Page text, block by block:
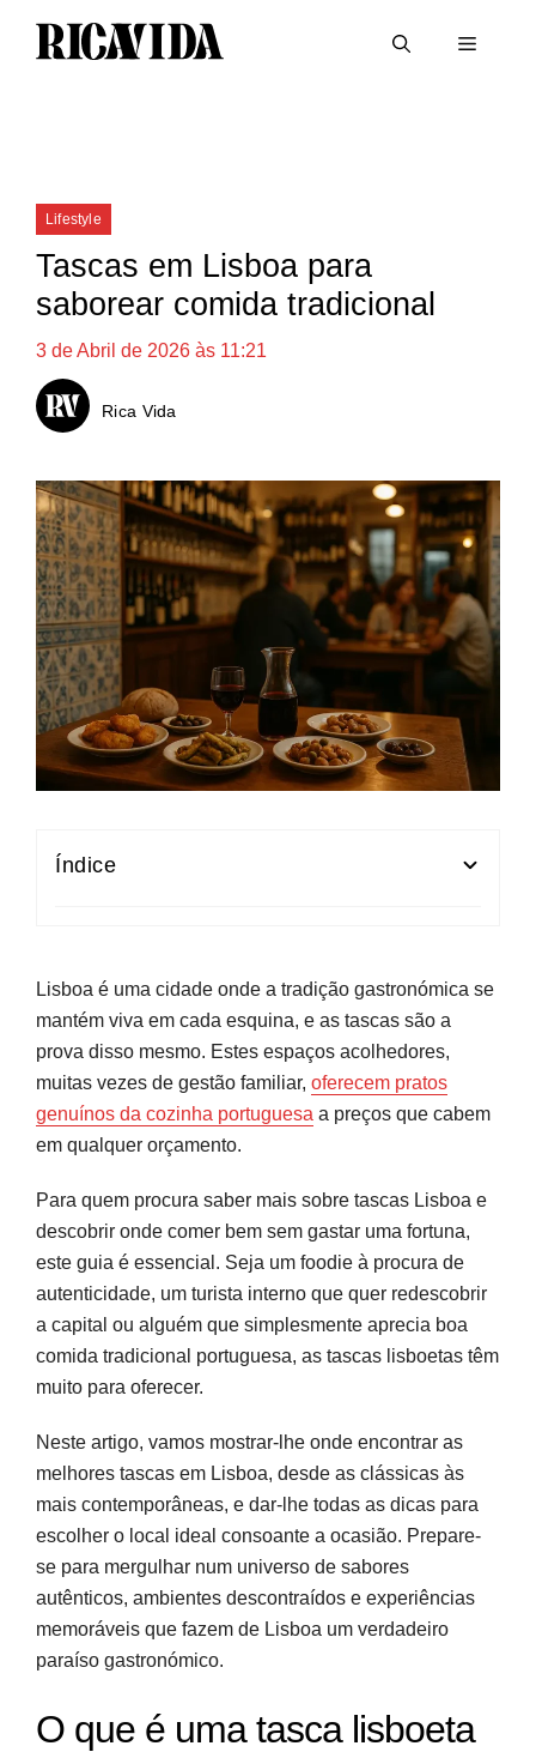
Categorias
Lifestyle
Tascas em Lisboa para
saborear comida tradicional
3 de Abril de 2026 às 11:21
Rica Vida
Índice
Tascas em Lisboa: roteiros para comer bem e
barato
Mouraria e Alfama: o coração das tascas lisboetas
Graça: vista privilegiada e petiscos tradicionais
Novas tascas: tradição portuguesa com toque
contemporâneo
Como escolher a melhor tasca para cada
Sabores autênticos que merecem ser repetidos
Perguntas frequentes
Fontes e referências
Lisboa é uma cidade onde a tradição gastronómica se
mantém viva em cada esquina, e as tascas são a
prova disso mesmo. Estes espaços acolhedores,
muitas vezes de gestão familiar, oferecem pratos
genuínos da cozinha portuguesa a preços que cabem
em qualquer orçamento.
Para quem procura saber mais sobre tascas Lisboa e
descobrir onde comer bem sem gastar uma fortuna,
este guia é essencial. Seja um foodie à procura de
autenticidade, um turista interno que quer redescobrir
a capital ou alguém que simplesmente aprecia boa
comida tradicional portuguesa, as tascas lisboetas têm
muito para oferecer.
Neste artigo, vamos mostrar-lhe onde encontrar as
melhores tascas em Lisboa, desde as clássicas às
mais contemporâneas, e dar-lhe todas as dicas para
escolher o local ideal consoante a ocasião. Prepare-
se para mergulhar num universo de sabores
autênticos, ambientes descontraídos e experiências
memoráveis que fazem de Lisboa um verdadeiro
paraíso gastronómico.
O que é uma tasca lisboeta